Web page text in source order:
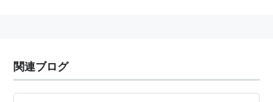
関連ブログ